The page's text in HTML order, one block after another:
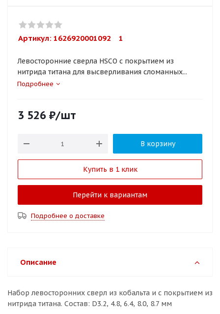
Артикул: 1626920001092    1
Левосторонние сверла HSCO с покрытием из
нитрида титана для высверливания сломанных...
Подробнее
3 526 ₽/шт
В корзину
Купить в 1 клик
Перейти к вариантам
Подробнее о доставке
Описание
Набор левосторонних сверл из кобальта и с покрытием из
нитрида титана. Состав: D3.2, 4.8, 6.4, 8.0, 8.7 мм